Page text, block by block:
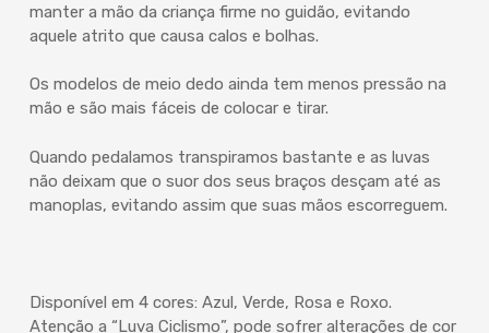
manter a mão da criança firme no guidão, evitando
aquele atrito que causa calos e bolhas.
Os modelos de meio dedo ainda tem menos pressão na
mão e são mais fáceis de colocar e tirar.
Quando pedalamos transpiramos bastante e as luvas
não deixam que o suor dos seus braços desçam até as
manoplas, evitando assim que suas mãos escorreguem.
Disponível em 4 cores: Azul, Verde, Rosa e Roxo.
Atenção a “Luva Ciclismo”, pode sofrer alterações de cor